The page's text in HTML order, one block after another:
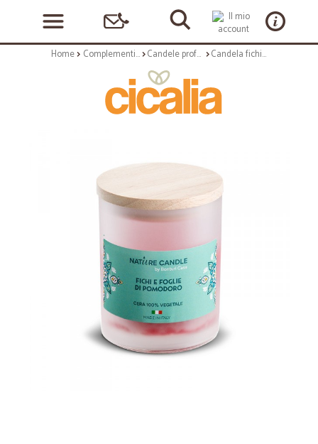
Home Complementi arredo Candele profumate Candela fichi e foglie pomodoro 200 ml - linea mediterraneo